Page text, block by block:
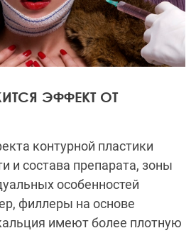
ЭФФЕКТ ОТ
контурной пластики
и состава препарата, зоны
особенностей
филлеры на основе
имеют более плотную